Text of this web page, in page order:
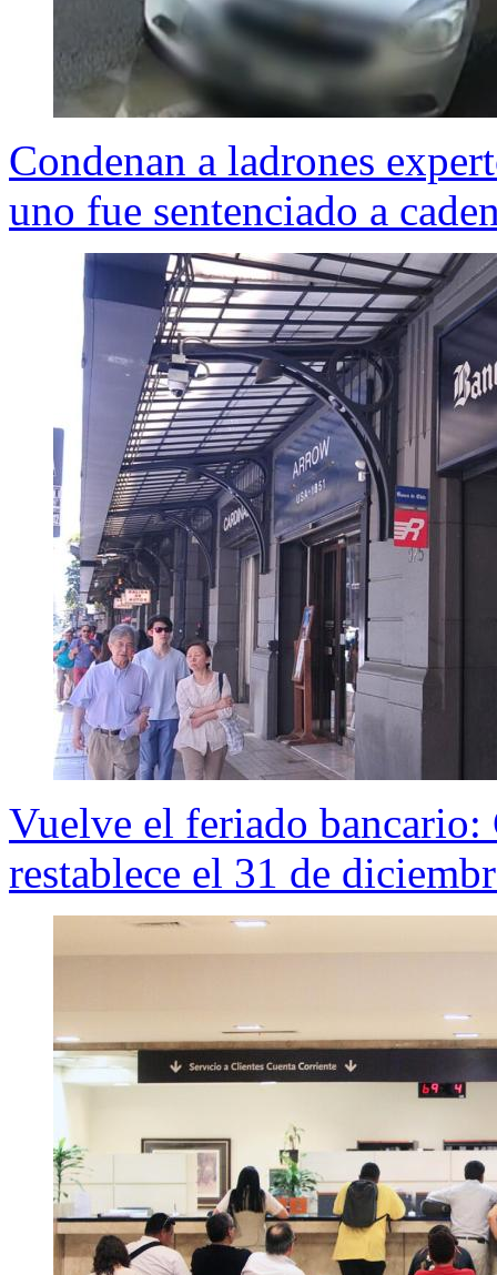
Condenan a ladrones
uno fue sentenciado a
Vuelve el feriado bancario:
restablece el 31 de